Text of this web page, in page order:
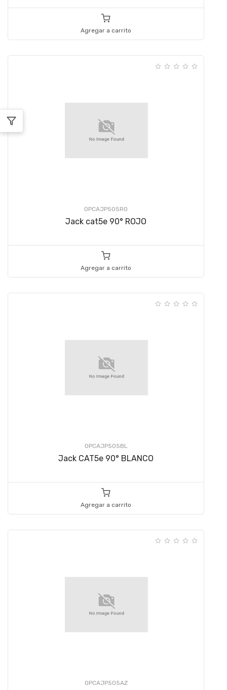
Agregar a carrito
OPCAJP505RO
Jack cat5e 90° ROJO
Agregar a carrito
OPCAJP505BL
Jack CAT5e 90° BLANCO
Agregar a carrito
OPCAJP505AZ